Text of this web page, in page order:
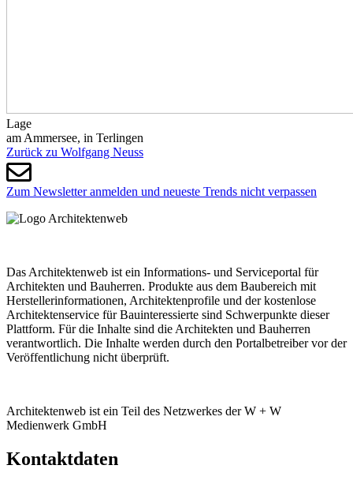
Lage
am Ammersee, in Terlingen
Zurück zu Wolf­gang Neuss
Zum Newsletter anmelden und neueste Trends nicht verpassen
Das Architektenweb ist ein Informations- und Serviceportal für
Architekten und Bauherren. Produkte aus dem Baubereich mit
Herstellerinformationen, Architektenprofile und der kostenlose
Architektenservice für Bauinteressierte sind Schwerpunkte dieser
Plattform. Für die Inhalte sind die Architekten und Bauherren
verantwortlich. Die Inhalte werden durch den Portalbetreiber vor der
Veröffentlichung nicht überprüft.
Architektenweb ist ein Teil des Netzwerkes der W + W
Medienwerk GmbH
Kontaktdaten